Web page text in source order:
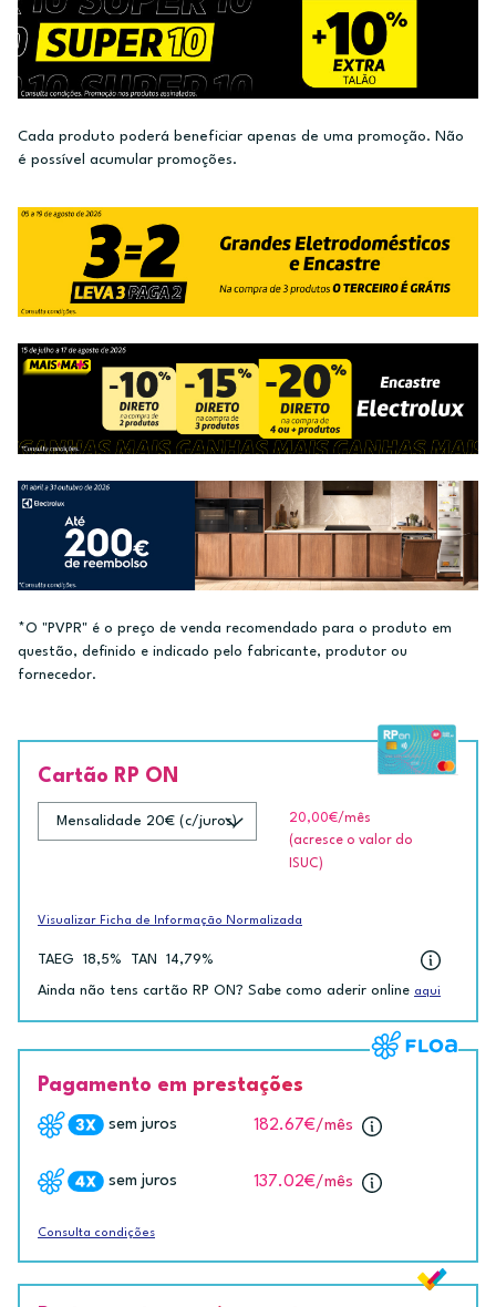
Cada produto poderá beneficiar apenas de uma promoção. Não
é possível acumular promoções.
*O "PVPR" é o preço de venda recomendado para o produto em
questão, definido e indicado pelo fabricante, produtor ou
fornecedor.
Cartão RP ON
20,00€/mês
(acresce o valor do
ISUC)
Visualizar Ficha de Informação Normalizada
TAEG 18,5% TAN 14,79%
Ainda não tens cartão RP ON? Sabe como aderir online aqui
Pagamento em prestações
sem juros 182.67€/mês
sem juros 137.02€/mês
Consulta condições